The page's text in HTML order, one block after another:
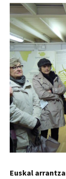
Euskal